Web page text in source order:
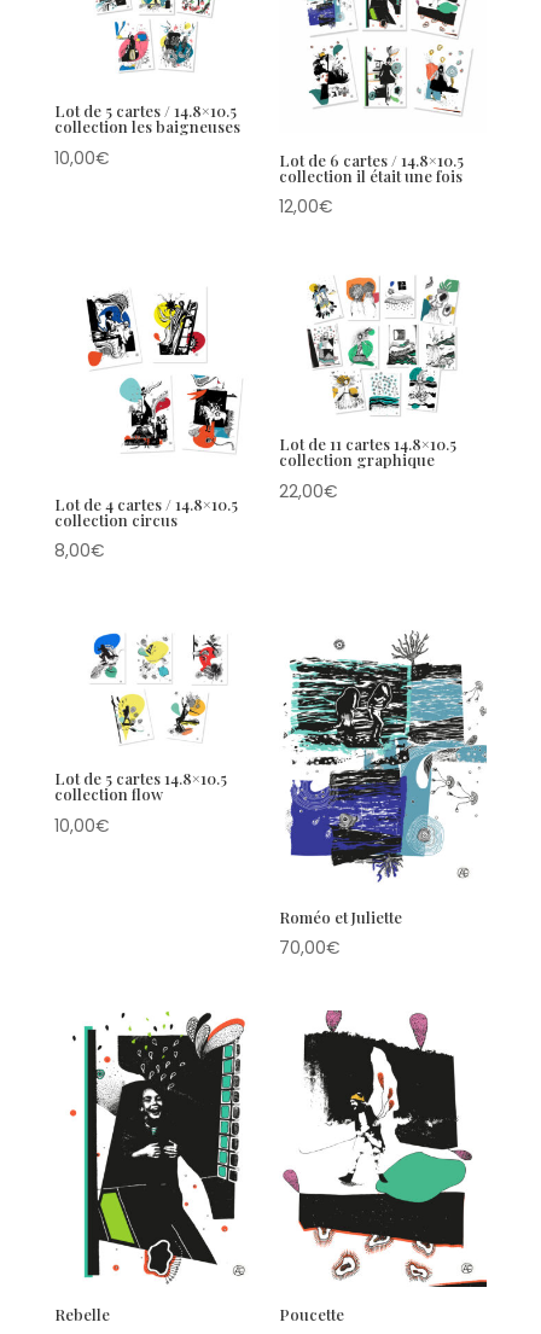
Lot de 5 cartes / 14.8×10.5
collection les baigneuses
10,00€ Lot de 6 cartes / 14.8×10.5
collection il était une fois
12,00€
Lot de 4 cartes / 14.8×10.5
collection circus
8,00€
Lot de 11 cartes 14.8×10.5
collection graphique
22,00€
Lot de 5 cartes 14.8×10.5
collection flow
10,00€
Roméo et Juliette
70,00€
Rebelle Poucette